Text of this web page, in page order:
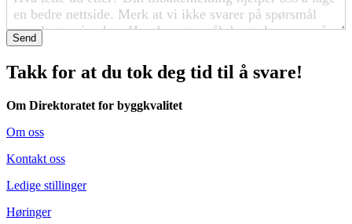
Send
Takk for at du tok deg tid til å svare!
Om Direktoratet for byggkvalitet
Om oss
Kontakt oss
Ledige stillinger
Høringer